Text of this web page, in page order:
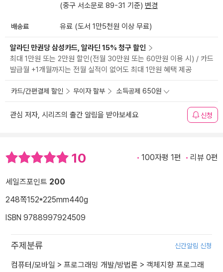
(중구 서소문로 89-31 기준) 변경
배송료 유료 (도서 1만5천원 이상 무료)
알라딘 만권당 삼성카드, 알라딘 15% 청구 할인
최대 1만원 또는 2만원 할인(전월 30만원 또는 60만원 이용 시) / 카드
발급월 +1개월까지는 전월 실적이 없어도 최대 1만원 혜택 제공
카드/간편결제 할인 무이자 할부 소득공제 650원
관심 저자, 시리즈의 출간 알림을 받아보세요 신청
10 100자평 1편 리뷰 0편
세일즈포인트 200
248쪽152*225mm440g
ISBN 9788997924509
주제분류 신간알림 신청
컴퓨터/모바일 > 프로그래밍 개발/방법론 > 객체지향 프로그래